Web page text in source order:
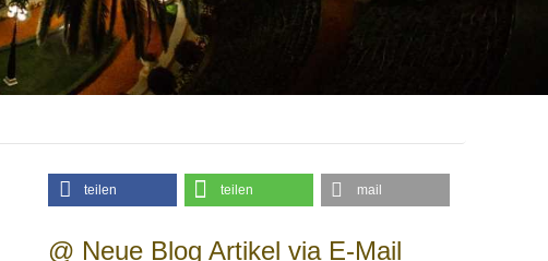
teilen teilen mail
@ Neue Blog Artikel via E-Mail